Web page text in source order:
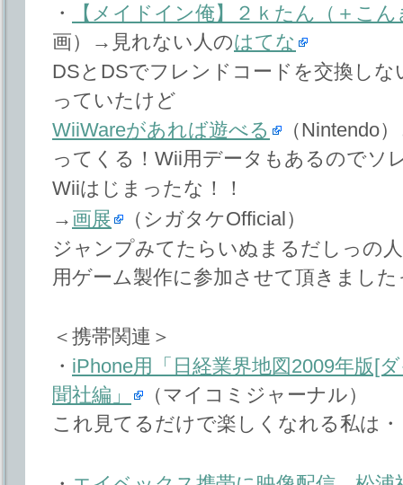
・
【メイドイン俺】２ｋたん（＋こ
画）→見れない人のはてな
DSとDSでフレンドコードを交換し
っていたけど
WiiWareがあれば遊べる
（Nintendo
ってくる！Wii用データもあるのでソ
Wiiはじまったな！！
→ 画展
（シガタケOfficial）
ジャンプみてたらいぬまるだしっの
用ゲーム製作に参加させて頂きまし
＜携帯関連＞
・ iPhone用「日経業界地図2009年版[
聞社編」
（マイコミジャーナル）
これ見てるだけで楽しくなれる私は